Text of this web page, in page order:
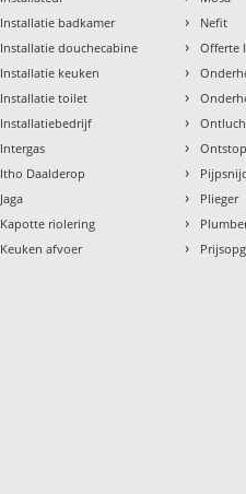
Installatie badkamer
Installatie douchecabine
Installatie keuken
Installatie toilet
Installatiebedrijf
Intergas
Itho Daalderop
Jaga
Kapotte riolering
Keuken afvoer
› Nefit
› Offerte
›
›
›
›
›
› Plieger
›
›